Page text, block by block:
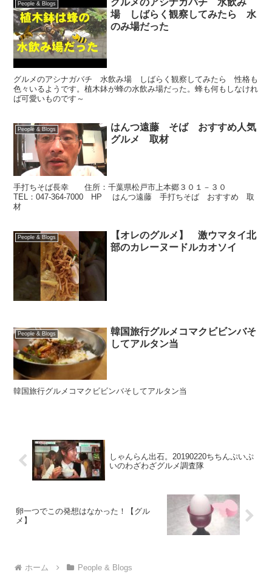
People & Blogs
場 しばらく観察してみたら 水
のみ場だった
グルメのアシナガバチ 水飲み場 しばらく観察してみたら 性格も
色々いるようです。植木鉢が蜂の水飲み場だった。蜂も何もしなけれ
ば可愛いものです～
People & Blogs
はんつ遠藤 そば おすすめ人気
グルメ 取材
手打ちそば長幸 住所：千葉県松戸市上本郷３０１－３０
TEL：047-364-7000 HP はんつ遠藤 手打ちそば おすすめ 取
材
People & Blogs
【オレのグルメ】 激ウマタイ北
部のカレーヌードルカオソイ
People & Blogs
韓国旅行グルメコマクビビンバそ
してアルタン当
韓国旅行グルメコマクビビンバそしてアルタン当
しゃんらん出石。20190220ちちんぷいぷ
いのわざわざグルメ調査隊
卵一つでこの発想はなかった！【グル
メ】
ホーム People & Blogs